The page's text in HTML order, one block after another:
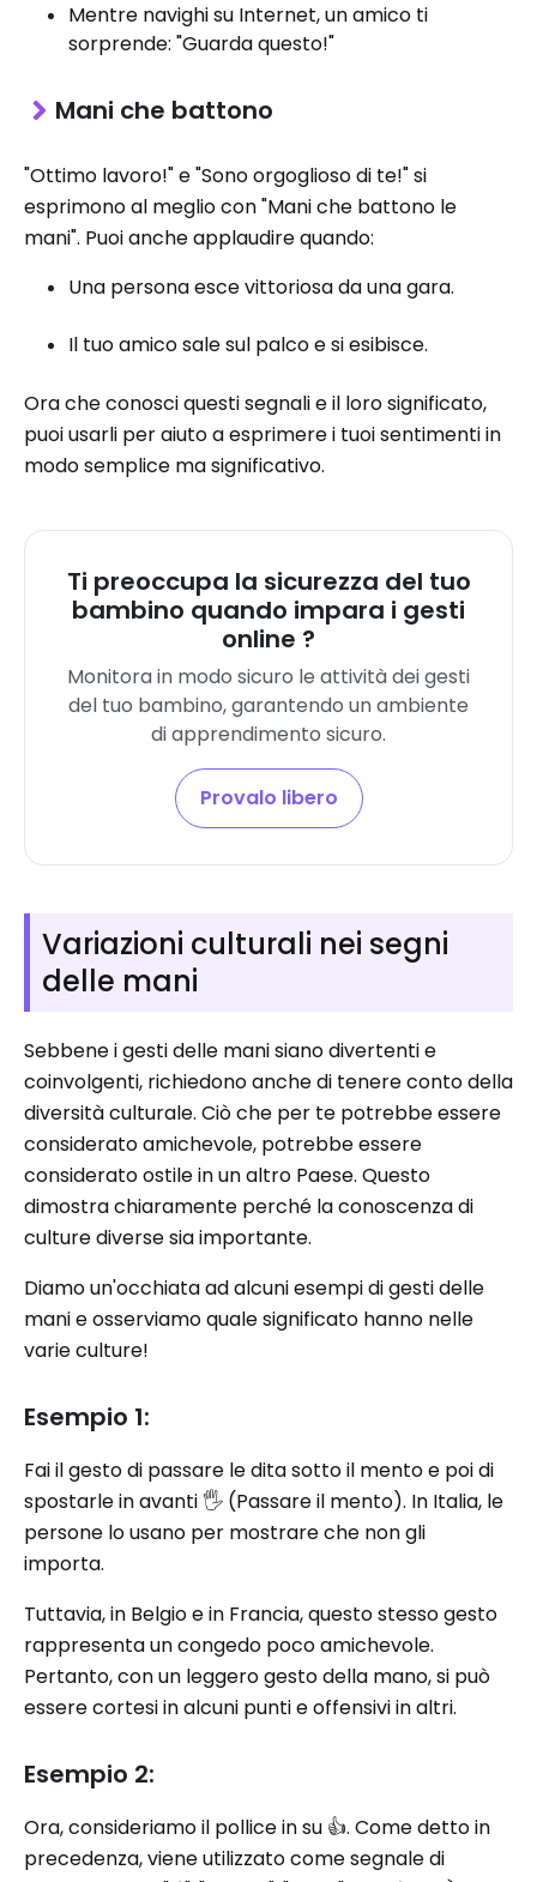
Mentre navighi su Internet, un amico ti
sorprende: "Guarda questo!"
Mani che battono
"Ottimo lavoro!" e "Sono orgoglioso di te!" si
esprimono al meglio con "Mani che battono le
mani". Puoi anche applaudire quando:
Una persona esce vittoriosa da una gara.
Il tuo amico sale sul palco e si esibisce.
Ora che conosci questi segnali e il loro significato,
puoi usarli per aiuto a esprimere i tuoi sentimenti in
modo semplice ma significativo.
Ti preoccupa la sicurezza del tuo
bambino quando impara i gesti
online ?
Monitora in modo sicuro le attività dei gesti
del tuo bambino, garantendo un ambiente
di apprendimento sicuro.
Provalo libero
Variazioni culturali nei segni
delle mani
Sebbene i gesti delle mani siano divertenti e
coinvolgenti, richiedono anche di tenere conto della
diversità culturale. Ciò che per te potrebbe essere
considerato amichevole, potrebbe essere
considerato ostile in un altro Paese. Questo
dimostra chiaramente perché la conoscenza di
culture diverse sia importante.
Diamo un'occhiata ad alcuni esempi di gesti delle
mani e osserviamo quale significato hanno nelle
varie culture!
Esempio 1:
Fai il gesto di passare le dita sotto il mento e poi di
spostarle in avanti 🖐️ (Passare il mento). In Italia, le
persone lo usano per mostrare che non gli
importa.
Tuttavia, in Belgio e in Francia, questo stesso gesto
rappresenta un congedo poco amichevole.
Pertanto, con un leggero gesto della mano, si può
essere cortesi in alcuni punti e offensivi in ​​altri.
Esempio 2:
Ora, consideriamo il pollice in su 👍. Come detto in
precedenza, viene utilizzato come segnale di